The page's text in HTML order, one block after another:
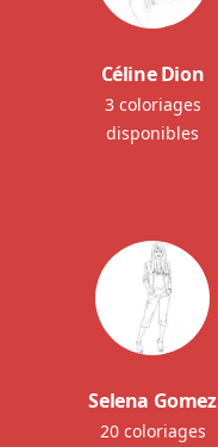
Céline Dion
3 coloriages
disponibles
Selena Gomez
20 coloriages